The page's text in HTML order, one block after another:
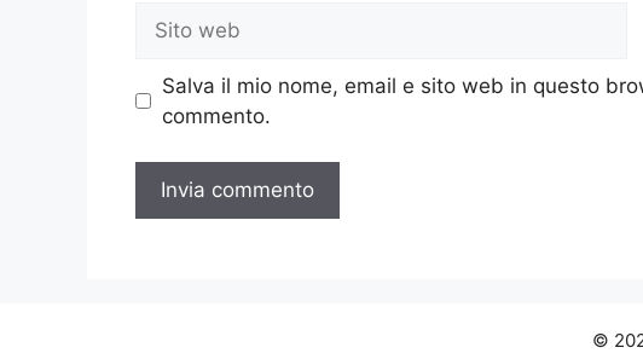
web
Salva il mio nome, email e sito web in questo
commento.
©